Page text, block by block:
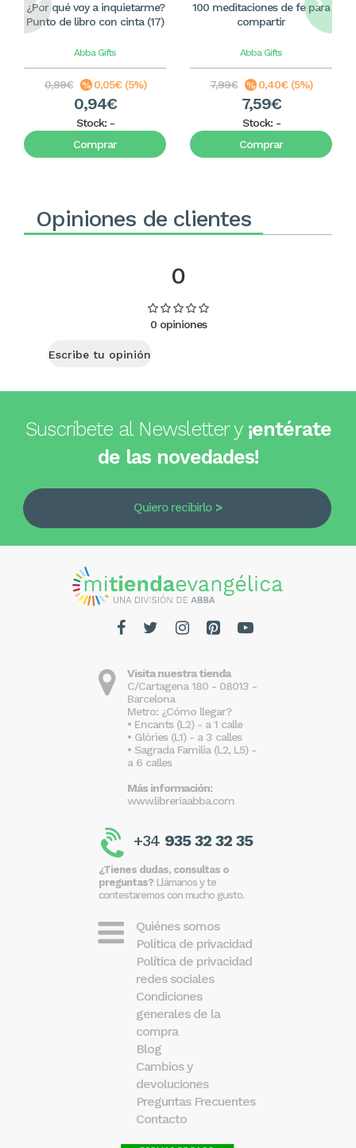
¿Por qué voy a inquietarme?
Punto de libro con cinta (17)
Abba Gifts
0,99€ 0,05€ (5%)
0,94€
Stock: -
Comprar
100 meditaciones de fe para
compartir
Abba Gifts
7,99€ 0,40€ (5%)
7,59€
Stock: -
Comprar
Opiniones de clientes
0
0 opiniones
Escribe tu opinión
Suscríbete al Newsletter y ¡entérate
de las novedades!
Quiero recibirlo
Visita nuestra tienda
C/Cartagena 180 - 08013 -
Barcelona
Metro: ¿Cómo llegar?
• Encants (L2) - a 1 calle
• Glòries (L1) - a 3 calles
• Sagrada Familia (L2, L5) -
a 6 calles
Más información:
www.libreriaabba.com
+34 935 32 32 35
¿Tienes dudas, consultas o
preguntas? Llámanos y te
contestaremos con mucho gusto.
Quiénes somos
Política de privacidad
Política de privacidad
redes sociales
Condiciones
generales de la
compra
Blog
Cambios y
devoluciones
Preguntas Frecuentes
Contacto